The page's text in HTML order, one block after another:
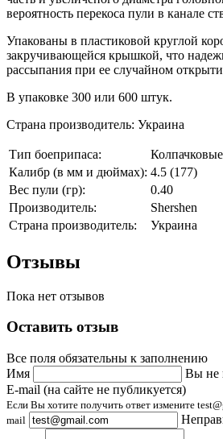
вероятность перекоса пули в канале
Упакованы в пластиковой круглой
закручивающейся крышкой, что
рассыпания при ее случайном
В упаковке 300 или 600 штук.
Страна производитель: Украина
Тип боеприпаса:
Колпачковые
Калибр (в мм и дюймах): 4.5 (177)
Вес пули (гр):
0.40
Производитель:
Shershen
Страна производитель:
Украина
Отзывы
Пока нет отзывов
Оставить отзыв
Все поля обязательны к заполнению
Имя
Вы не
E-mail (на сайте не публикуется)
Если Вы хотите получить ответ измените
mail